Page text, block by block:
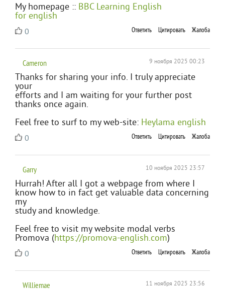
My homepage :: BBC Learning English
for english
0 Ответить Цитировать Жалоба
Cameron 9 ноября 2025 00:23
Thanks for sharing your info. I truly appreciate
your
efforts and I am waiting for your further post
thanks once again.
Feel free to surf to my web-site: Heylama english
0 Ответить Цитировать Жалоба
Garry 10 ноября 2025 23:57
Hurrah! After all I got a webpage from where I
know how to in fact get valuable data concerning
my
study and knowledge.
Feel free to visit my website modal verbs
Promova (https://promova-english.com)
0 Ответить Цитировать Жалоба
Williemae 11 ноября 2025 23:56